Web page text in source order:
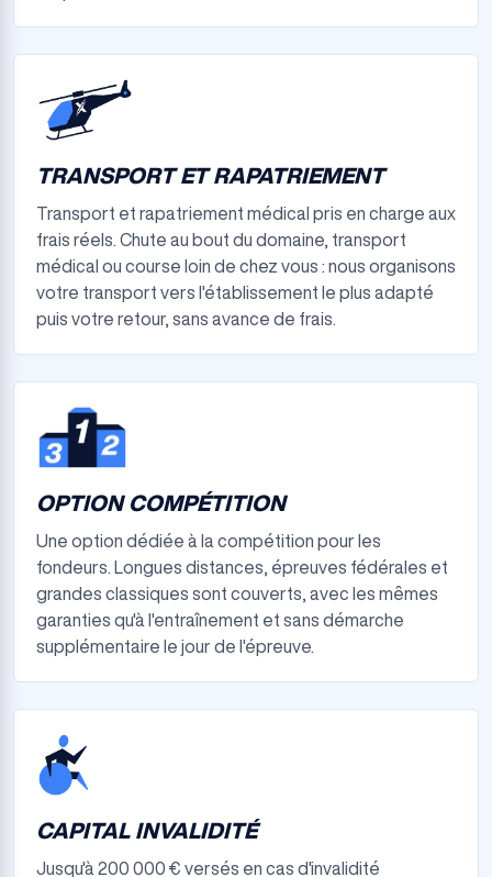
TRANSPORT ET RAPATRIEMENT
Transport et rapatriement médical pris en charge aux
frais réels. Chute au bout du domaine, transport
médical ou course loin de chez vous : nous organisons
votre transport vers l'établissement le plus adapté
puis votre retour, sans avance de frais.
OPTION COMPÉTITION
Une option dédiée à la compétition pour les
fondeurs. Longues distances, épreuves fédérales et
grandes classiques sont couverts, avec les mêmes
garanties qu'à l'entraînement et sans démarche
supplémentaire le jour de l'épreuve.
CAPITAL INVALIDITÉ
Jusqu'à 200 000 € versés en cas d'invalidité